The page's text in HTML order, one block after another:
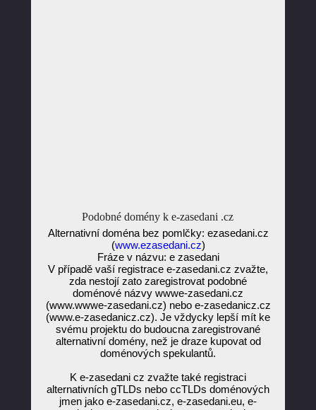
Podobné domény k e-zasedani .cz
Alternativní doména bez pomlčky: ezasedani.cz
(www.ezasedani.cz)
Fráze v názvu: e zasedani
V případě vaší registrace e-zasedani.cz zvažte,
zda nestojí zato zaregistrovat podobné
doménové názvy wwwe-zasedani.cz
(www.wwwe-zasedani.cz) nebo e-zasedanicz.cz
(www.e-zasedanicz.cz). Je vždycky lepší mít ke
svému projektu do budoucna zaregistrované
alternativní domény, než je draze kupovat od
doménových spekulantů.
K e-zasedani cz zvažte také registraci
alternativních gTLDs nebo ccTLDs doménových
jmen jako e-zasedani.cz, e-zasedani.eu, e-